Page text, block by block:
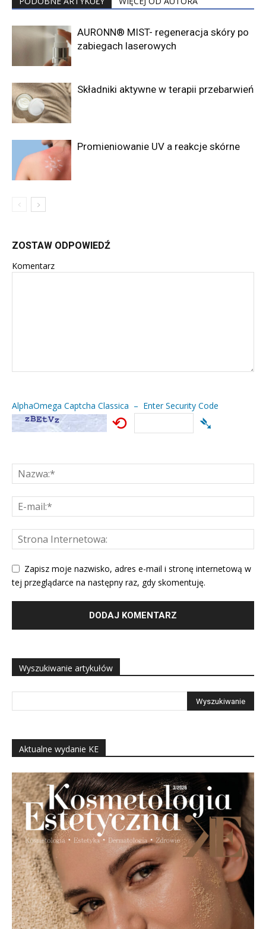
AURONN® MIST- regeneracja skóry po
zabiegach laserowych
Składniki aktywne w terapii przebarwień
Promieniowanie UV a reakcje skórne
ZOSTAW ODPOWIEDŹ
Komentarz
AlphaOmega Captcha Classica – Enter Security Code
⟲ ➴
Zapisz moje nazwisko, adres e-mail i stronę internetową w
tej przeglądarce na następny raz, gdy skomentuję.
Wyszukiwanie artykułów
Aktualne wydanie KE